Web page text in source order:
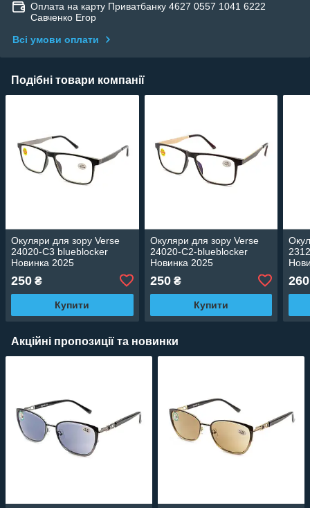
Оплата на карту Приватбанку 4627 0557 1041 6222
Савченко Егор
Всі умови оплати
Подібні товари компанії
Окуляри для зору Verse
24020-C3 blueblocker
Новинка 2025
250 ₴
Купити
Окуляри для зору Verse
24020-C2-blueblocker
Новинка 2025
250₴
Купити
260
Акційні пропозиції та новинки